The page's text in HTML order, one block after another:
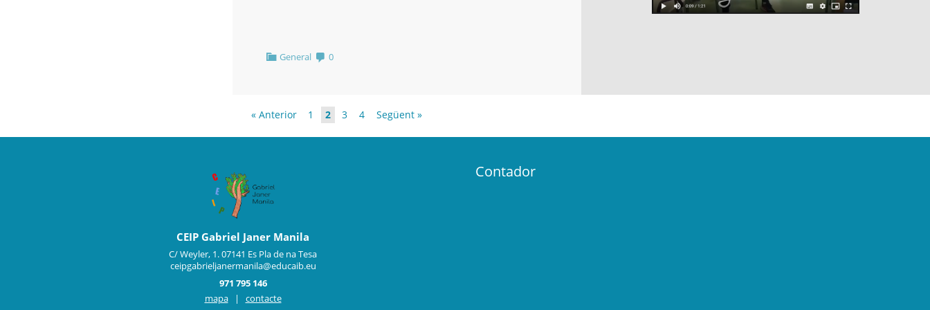
General 0
« Anterior 1 2 3 4 Següent »
CEIP Gabriel Janer Manila
C/ Weyler, 1. 07141 Es Pla de na Tesa
ceipgabrieljanermanila@educaib.eu
971 795 146
mapa
| contacte
Contador